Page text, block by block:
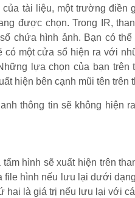
tài liệu, một trường điền
được chọn. Trong IR,
chứa hình ảnh. Bạn có thể
có một cửa sổ hiện ra với
lựa chọn của bạn trên
hiện bên cạnh mũi tên trên
thông tin sẽ không hiện
hình sẽ xuất hiện trên
file hình nếu lưu lại dưới
hai là giá trị nếu lưu lại với